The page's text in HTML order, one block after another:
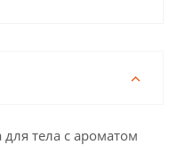
тела с ароматом